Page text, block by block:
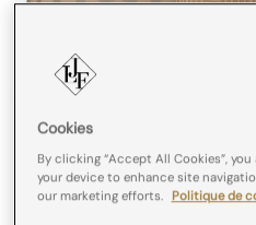
Cookies
By clicking “Accept All Cookies”,
your device to enhance site
our marketing efforts. Politique de